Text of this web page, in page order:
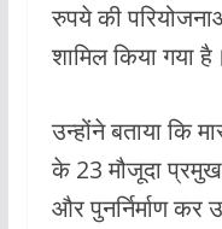
रुपये की
शामिल किया गया है।
उन्होंने बताया कि
के 23 मौजूदा
और पुनर्निर्माण कर